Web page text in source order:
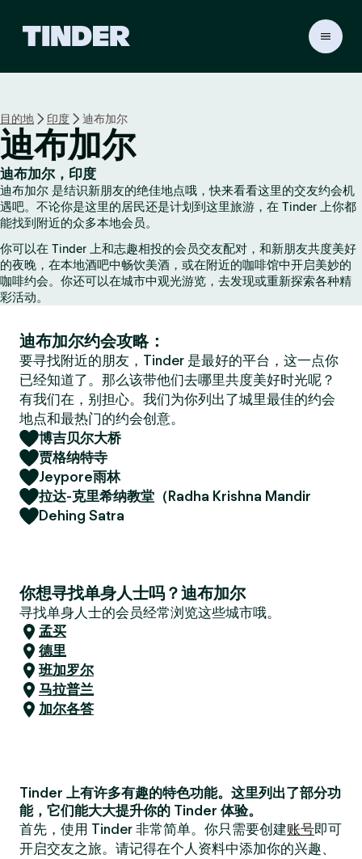
首
页
目的地 印度 迪布加尔
迪布加尔
迪布加尔，印度
迪布加尔 是结识新朋友的绝佳地点哦，快来看看这里的交友约会机
遇吧。不论你是这里的居民还是计划到这里旅游，在 Tinder 上你都
能找到附近的众多本地会员。
你可以在 Tinder 上和志趣相投的会员交友配对，和新朋友共度美好
的夜晚，在本地酒吧中畅饮美酒，或在附近的咖啡馆中开启美妙的
咖啡约会。你还可以在城市中观光游览，去发现或重新探索各种精
彩活动。
迪布加尔约会攻略：
要寻找附近的朋友，Tinder 是最好的平台，这一点你
已经知道了。那么该带他们去哪里共度美好时光呢？
有我们在，别担心。我们为你列出了城里最佳的约会
地点和最热门的约会创意。
博吉贝尔大桥
贾格纳特寺
Jeypore雨林
拉达-克里希纳教堂（Radha Krishna Mandir
Dehing Satra
你想寻找单身人士吗？迪布加尔
寻找单身人士的会员经常浏览这些城市哦。
孟买
德里
班加罗尔
马拉普兰
加尔各答
Tinder 上有许多有趣的特色功能。这里列出了部分功
能，它们能大大提升你的 Tinder 体验。
首先，使用 Tinder 非常简单。你只需要创建账号即可
开启交友之旅。请记得在个人资料中添加你的兴趣、